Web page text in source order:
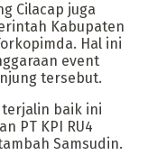
Cilacap juga
Kabupaten
Hal ini
event
tersebut.
terjalin baik ini
PT KPI RU4
Samsudin.